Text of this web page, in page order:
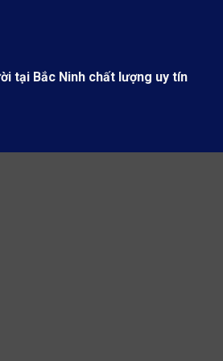
tại Bắc Ninh chất lượng uy tín